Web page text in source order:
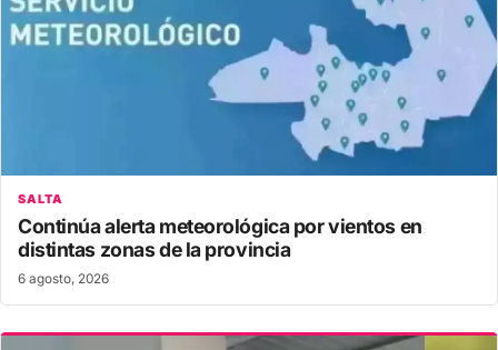
SALTA
Continúa alerta meteorológica por vientos en
distintas zonas de la provincia
6 agosto, 2026